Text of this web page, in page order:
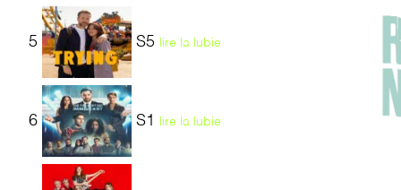
5 S5 lire la lubie
6 S1 lire la lubie